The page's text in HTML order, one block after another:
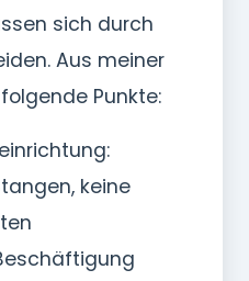
sich durch
Aus meiner
Punkte:
keine